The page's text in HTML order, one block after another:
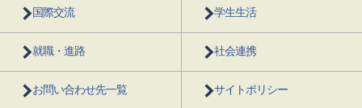
国際交流 学生生活
就職・進路 社会連携
お問い合わせ先一覧 サイトポリシー